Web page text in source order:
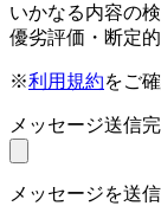
いかなる内容の
優劣評価・断定
※利用規約をご
メッセージ送信
メッセージを送